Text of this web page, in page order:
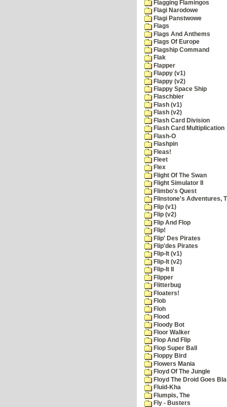
Flagging Flamingos
Flagi Narodowe
Flagi Panstwowe
Flags
Flags And Anthems
Flags Of Europe
Flagship Command
Flak
Flapper
Flappy (v1)
Flappy (v2)
Flappy Space Ship
Flaschbier
Flash (v1)
Flash (v2)
Flash Card Division
Flash Card Multiplication
Flash-O
Flashpin
Fleas!
Fleet
Flex
Flight Of The Swan
Flight Simulator II
Flimbo's Quest
Flinstone's Adventures,
Flip (v1)
Flip (v2)
Flip And Flop
Flip!
Flip' Des Pirates
Flip'des Pirates
Flip-It (v1)
Flip-It (v2)
Flip-It II
Flipper
Flitterbug
Floaters!
Flob
Floh
Flood
Floody Bot
Floor Walker
Flop And Flip
Flop Super Ball
Floppy Bird
Flowers Mania
Floyd Of The Jungle
Floyd The Droid Goes
Fluid-Kha
Flumpis, The
Fly - Busters